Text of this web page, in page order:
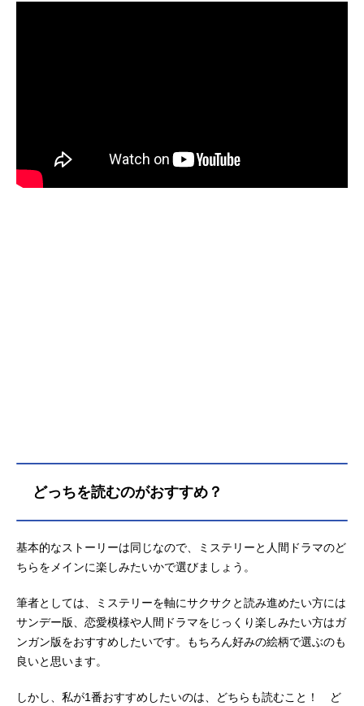
どっちを読むのがおすすめ？
基本的なストーリーは同じなので、ミステリーと人間ドラマのど
ちらをメインに楽しみたいかで選びましょう。
筆者としては、ミステリーを軸にサクサクと読み進めたい方には
サンデー版、恋愛模様や人間ドラマをじっくり楽しみたい方はガ
ンガン版をおすすめしたいです。もちろん好みの絵柄で選ぶのも
良いと思います。
しかし、私が1番おすすめしたいのは、どちらも読むこと！ ど